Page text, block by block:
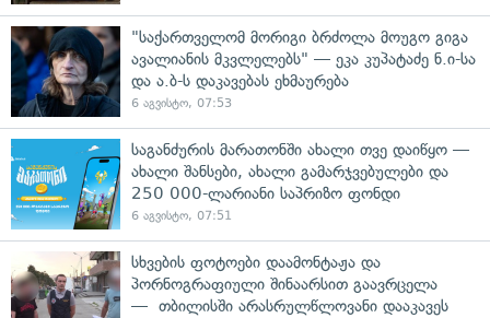
"საქართველომ მორიგი ბრძოლა მოუგო გიგა
ავალიანის მკვლელებს" — ეკა კუპატაძე ნ.ი-სა
და ა.ბ-ს დაკავებას ეხმაურება
6 აგვისტო, 07:53
საგანძურის მარათონში ახალი თვე დაიწყო —
ახალი შანსები, ახალი გამარჯვებულები და
250 000-ლარიანი საპრიზო ფონდი
6 აგვისტო, 07:51
სხვების ფოტოები დაამონტაჟა და
პორნოგრაფიული შინაარსით გაავრცელა
— თბილისში არასრულწლოვანი დააკავეს